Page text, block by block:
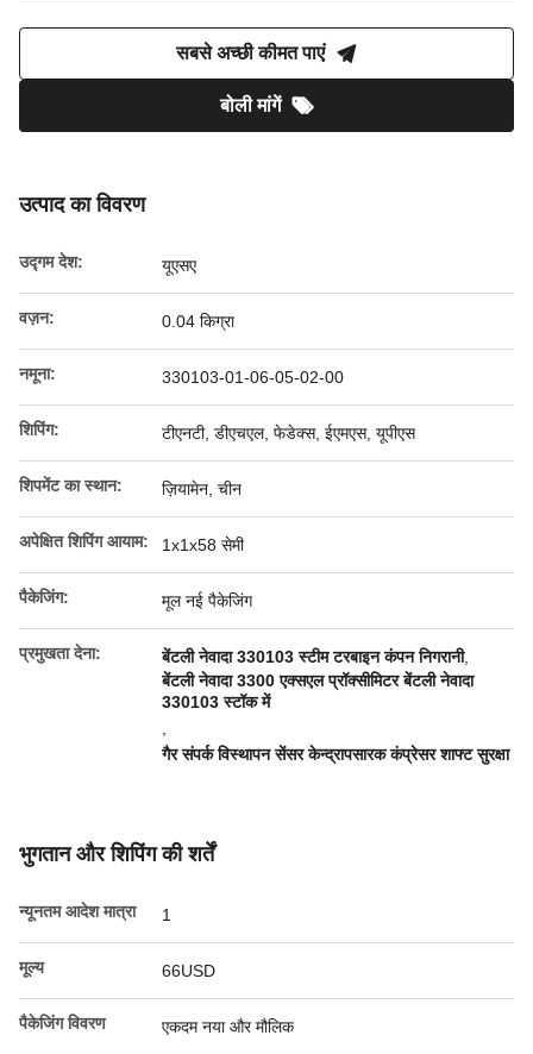
सबसे अच्छी कीमत पाएं
बोली मांगें
उत्पाद का विवरण
उद्गम देश: यूएसए
वज़न: 0.04 किग्रा
नमूना: 330103-01-06-05-02-00
शिपिंग: टीएनटी, डीएचएल, फेडेक्स, ईएमएस, यूपीएस
शिपमेंट का स्थान: ज़ियामेन, चीन
अपेक्षित शिपिंग आयाम: 1x1x58 सेमी
पैकेजिंग: मूल नई पैकेजिंग
प्रमुखता देना: बेंटली नेवादा 330103 स्टीम टरबाइन कंपन निगरानी,
बेंटली नेवादा 3300 एक्सएल प्रॉक्सीमिटर बेंटली नेवादा
330103 स्टॉक में
गैर संपर्क विस्थापन सेंसर केन्द्रापसारक कंप्रेसर शाफ्ट सुरक्षा
भुगतान और शिपिंग की शर्तें
न्यूनतम आदेश मात्रा 1
मूल्य 66USD
पैकेजिंग विवरण एकदम नया और मौलिक